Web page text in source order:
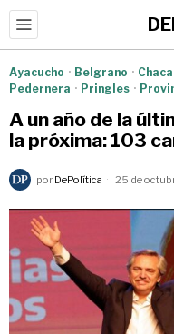
Ayacucho · Belgrano ·
Pedernera · Pringles ·
A un año de la
la próxima: 103
por DePolítica 25 de